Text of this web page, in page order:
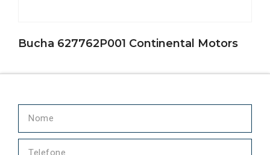
Bucha 627762P001 Continental Motors